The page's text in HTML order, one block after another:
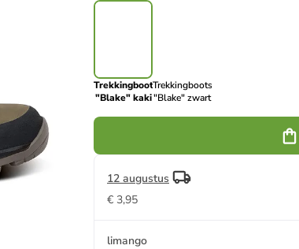
Trekkingboots
"Blake" kaki
Trekkingboots
"Blake" zwart
12 augustus
€ 3,95
limango